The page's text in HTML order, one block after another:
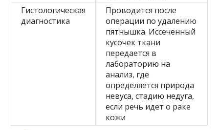
Гистологическая
диагностика
Проводится после
операции по удалению
пятнышка. Иссеченный
кусочек ткани
передается в
лабораторию на
анализ, где
определяется природа
невуса, стадию недуга,
если речь идет о раке
кожи